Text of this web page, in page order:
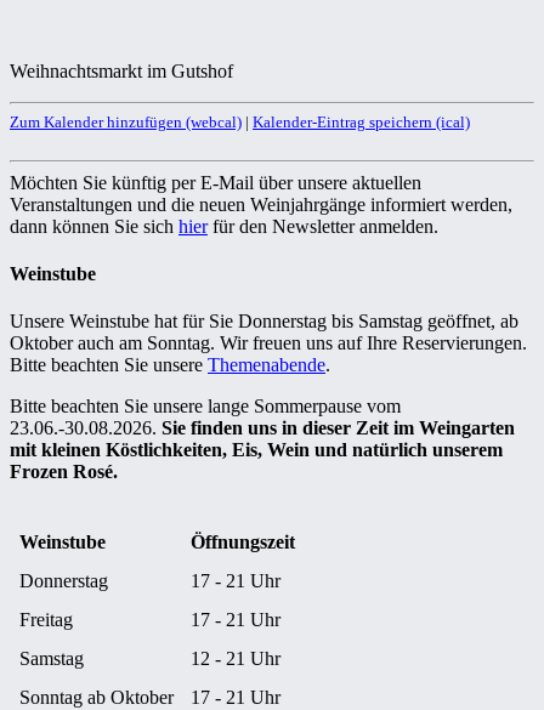
Weihnachtsmarkt im Gutshof
Zum Kalender hinzufügen (webcal) | Kalender-Eintrag speichern (ical)
Möchten Sie künftig per E-Mail über unsere aktuellen
Veranstaltungen und die neuen Weinjahrgänge informiert werden,
dann können Sie sich hierfür den Newsletter anmelden.
Weinstube
Unsere Weinstube hat für Sie Donnerstag bis Samstag geöffnet, ab
Oktober auch am Sonntag. Wir freuen uns auf Ihre Reservierungen.
Bitte beachten Sie unsere Themenabende.
Bitte beachten Sie unsere lange Sommerpause vom
23.06.-30.08.2026. Sie finden uns in dieser Zeit im Weingarten
mit kleinen Köstlichkeiten, Eis, Wein und natürlich unserem
Frozen Rosé.
Weinstube
Öffnungszeit
Donnerstag
17 - 21 Uhr
Freitag
17 - 21 Uhr
Samstag
12 - 21 Uhr
Sonntag ab Oktober
17 - 21 Uhr